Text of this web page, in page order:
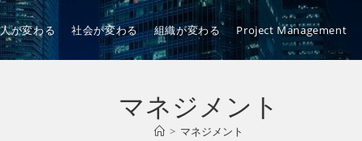
人が変わる 社会が変わる 組織が変わる Project Management
マネジメント
> マネジメント